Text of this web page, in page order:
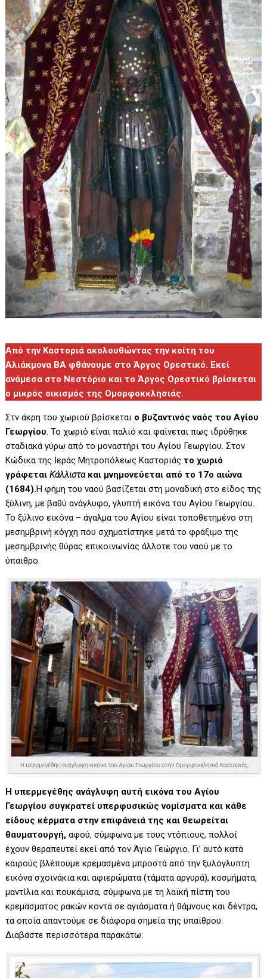
Από την Καστοριά ακολουθώντας την κοίτη του
Αλιάκμονα ΒΑ φθάνουμε στο Άργος Ορεστικό. Εκεί
ανάμεσα στο Νεστόριο και το Άργος Ορεστικό βρίσκεται
ο μικρός οικισμός της Ομορφοκκλησιάς.
Στν άκρη του χωριού βρίσκεται ο βυζαντινός ναός του Αγίου
Γεωργίου. Το χωριό είναι παλιό και φαίνεται πως ιδρύθηκε
σταδιακά γύρω από το μοναστήρι του Αγίου Γεωργίου. Στον
Κώδικα της Ιεράς Μητροπόλεως Καστοριάςτο χωριό
γράφεταιΚάλλιστακαι μνημονεύεται από το 17ο αιώνα
(1684).Η φήμη του ναού βασίζεται στη μοναδική στο είδος της
ξύλινη, με βαθύ ανάγλυφο, γλυπτή εικόνα του Αγίου Γεωργίου.
Το ξύλινο εικόνα – άγαλμα του Αγίου είναι τοποθετημένο στη
μεσημβρινή κόγχη που σχηματίστηκε μετά το φράξιμο της
μεσημβρινής θύρας επικοινωνίας άλλοτε του ναού με το
ύπαιθρο.
Η υπερμεγέθης ανάγλυφη αυτή εικόνα του Αγίου
Γεωργίου συγκρατεί υπερφυσικώς νομίσματα και κάθε
είδους κέρματα στην επιφάνειά της και θεωρείται
θαυματουργή, αφού, σύμφωνα με τους ντόπιους, πολλοί
έχουν θεραπευτεί εκεί από τον Άγιο Γεώργιο. Γι’ αυτό κατά
καιρούς βλέπουμε κρεμασμένα μπροστά από την ξυλόγλυπτη
εικόνα σχοινάκια και αφιερώματα (τάματα αργυρά), κοσμήματα,
μαντίλια και πουκάμισα, σύμφωνα με τη λαϊκή πίστη του
κρεμάσματος ρακών κοντά σε αγιάσματα ή θάμνους και δέντρα,
τα οποία απαντούμε σε διάφορα σημεία της υπαίθρου.
Διαβάστε περισσότερα παρακάτω: